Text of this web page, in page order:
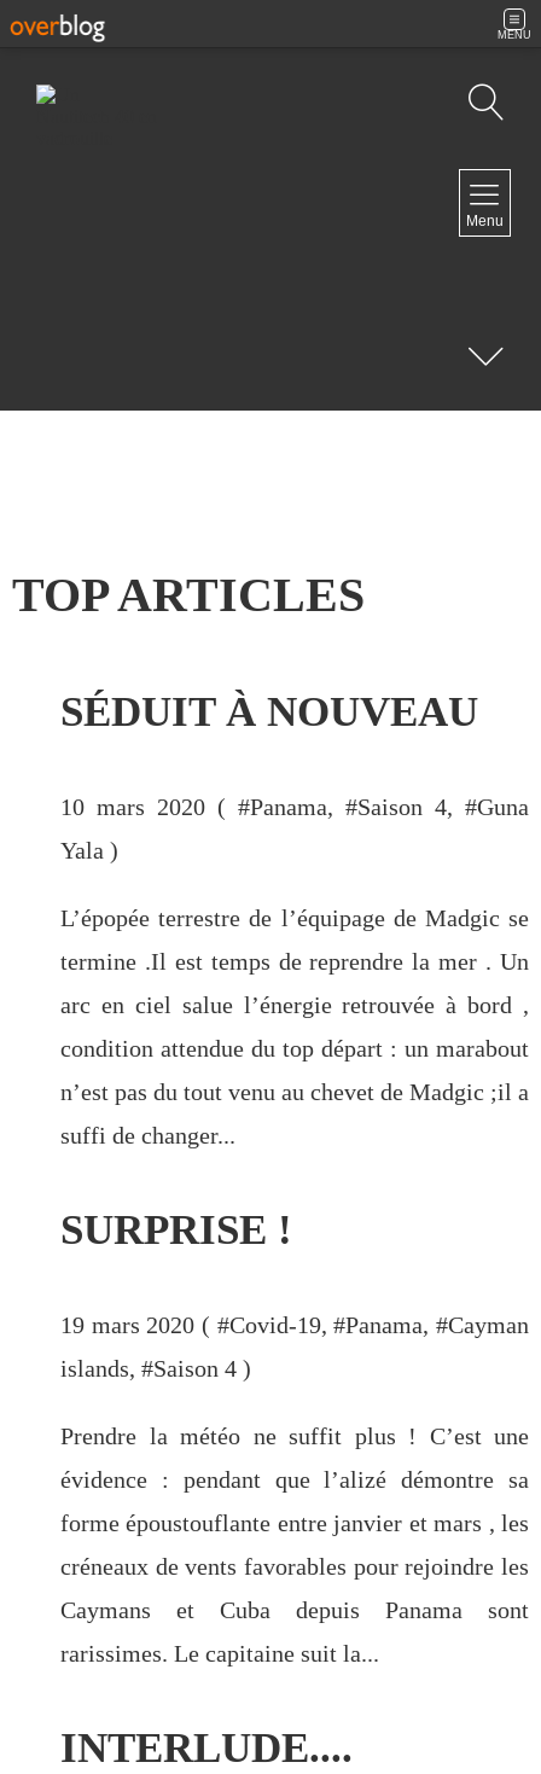
MENU
Menu
TOP ARTICLES
SÉDUIT À NOUVEAU
10 mars 2020 ( #Panama, #Saison 4, #Guna
Yala )
L’épopée terrestre de l’équipage de Madgic se
termine .Il est temps de reprendre la mer . Un
arc en ciel salue l’énergie retrouvée à bord ,
condition attendue du top départ : un marabout
n’est pas du tout venu au chevet de Madgic ;il a
suffi de changer...
SURPRISE !
19 mars 2020 ( #Covid-19, #Panama, #Cayman
islands, #Saison 4 )
Prendre la météo ne suffit plus ! C’est une
évidence : pendant que l’alizé démontre sa
forme époustouflante entre janvier et mars , les
créneaux de vents favorables pour rejoindre les
Caymans et Cuba depuis Panama sont
rarissimes. Le capitaine suit la...
INTERLUDE....
CATÉGORIES
Saison 2(45)
Guatemala(32)
Cabo Verde (30)
Saison 4 (25)
Bélize (16)
PAGES
Bato-copains
Energie à bord(1) :autonomie , un
Graal accessible!?
solaires.
Le Nautitech 40
Les grandes pensées !
Nautitech 40 en vadrouille
Pa ni pwoblem ...parfois quand
Qui sommes nous?